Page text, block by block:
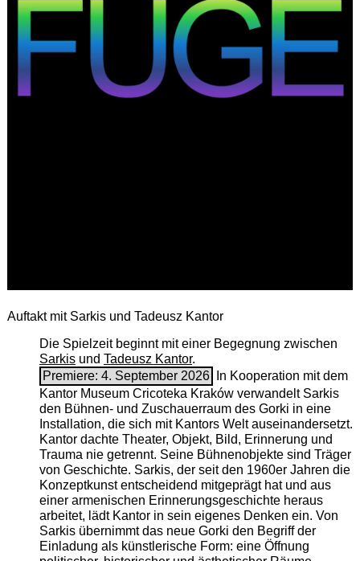
Auftakt mit Sarkis und Tadeusz Kantor
Die Spielzeit beginnt mit einer Begegnung zwischen
Sarkisund Tadeusz Kantor.
Premiere: 4. September 2026
In Kooperation mit dem
Kantor Museum Cricoteka Kraków verwandelt Sarkis
den Bühnen- und Zuschauerraum des Gorki in eine
Installation, die sich mit Kantors Welt auseinandersetzt.
Kantor dachte Theater, Objekt, Bild, Erinnerung und
Trauma nie getrennt. Seine Bühnenobjekte sind Träger
von Geschichte. Sarkis, der seit den 1960er Jahren die
Konzeptkunst entscheidend mitgeprägt hat und aus
einer armenischen ­Erinnerungsgeschichte heraus
arbeitet, lädt Kantor in sein eigenes Denken ein. Von
Sarkis übernimmt das neue Gorki den Begriff der
Einladung als künstlerische Form: eine Öffnung